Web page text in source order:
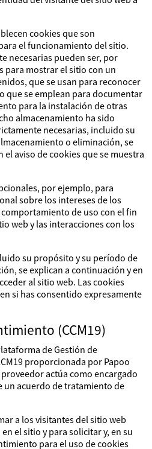
cookies que son
el funcionamiento del sitio.
necesarias pueden ser, por
para mostrar el sitio con un
que se usan para reconocer
que se emplean para documentar
para la instalación de otras
almacenamiento ha sido
necesarias, incluido su
o eliminación, se
aviso de cookies que se muestra
por ejemplo, para
sobre los intereses de los
de uso con el fin
web y las interacciones con los
su propósito y su período de
se explican a continuación y en
al sitio web. Las cookies
si has consentido expresamente
(CCM19)
de Gestión de
proporcionada por Papoo
actúa como encargado
acuerdo de tratamiento de
a los visitantes del sitio web
el sitio y para solicitar y, en su
para el uso de cookies